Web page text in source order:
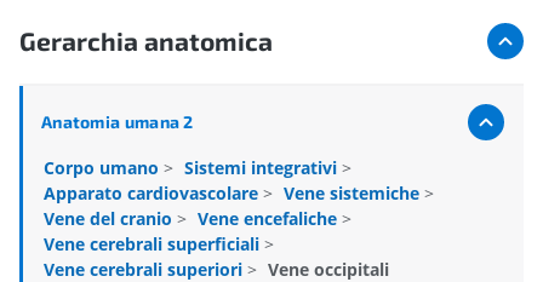
Gerarchia anatomica
Anatomia umana 2
Corpo umano > Sistemi integrativi >
Apparato cardiovascolare > Vene sistemiche >
Vene del cranio > Vene encefaliche >
Vene cerebrali superficiali >
Vene cerebrali superiori > Vene occipitali